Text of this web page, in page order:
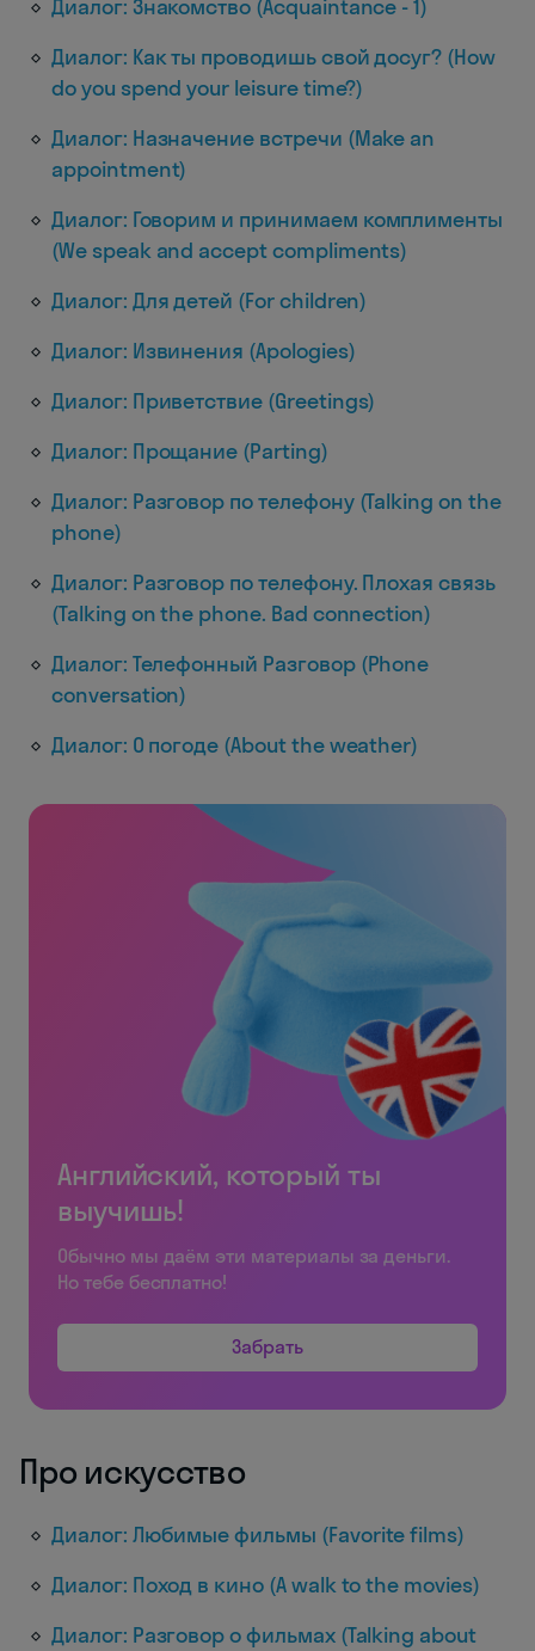
Диалог: Знакомство (Acquaintance - 1)
Диалог: Как ты проводишь свой досуг? (How
do you spend your leisure time?)
Диалог: Назначение встречи (Make an
appointment)
Диалог: Говорим и принимаем комплименты
(We speak and accept compliments)
Диалог: Для детей (For children)
Диалог: Извинения (Apologies)
Диалог: Приветствие (Greetings)
Диалог: Прощание (Parting)
Диалог: Разговор по телефону (Talking on the
phone)
Диалог: Разговор по телефону. Плохая связь
(Talking on the phone. Bad connection)
Диалог: Телефонный Разговор (Phone
conversation)
Диалог: О погоде (About the weather)
Английский, который ты
выучишь!
Обычно мы даём эти материалы за деньги.
Но тебе бесплатно!
Забрать
Про искусство
Диалог: Любимые фильмы (Favorite films)
Диалог: Поход в кино (A walk to the movies)
Диалог: Разговор о фильмах (Talking about